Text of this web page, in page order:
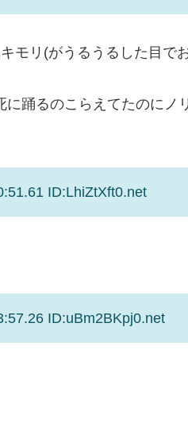
モリ(がうるうるした目で
に踊るのこらえてたのにノ
ID:LhiZtXft0.net
ID:uBm2BKpj0.net